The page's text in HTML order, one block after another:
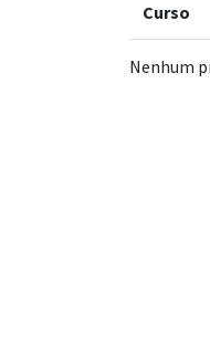
Curso
Nenhum